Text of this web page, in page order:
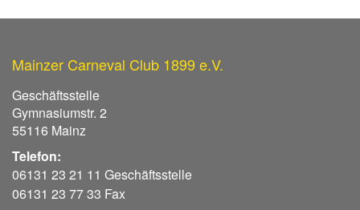
Mainzer Carneval Club 1899 e.V.
Geschäftsstelle
Gymnasiumstr. 2
55116 Mainz
Telefon:
06131 23 21 11 Geschäftsstelle
06131 23 77 33 Fax